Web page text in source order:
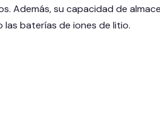
Además, su capacidad de
baterías de iones de litio.